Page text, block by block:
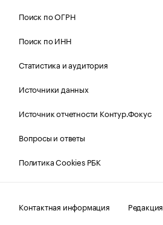
Поиск по ОГРН
Поиск по ИНН
Статистика и аудитория
Источники данных
Источник отчетности Контур.Фокус
Вопросы и ответы
Политика Cookies РБК
Контактная информация
Редакция